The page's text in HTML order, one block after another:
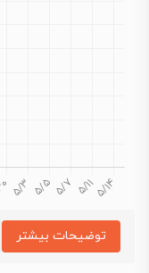
توضیحات بیشتر